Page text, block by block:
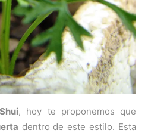
, hoy te proponemos que
dentro de este estilo. Esta